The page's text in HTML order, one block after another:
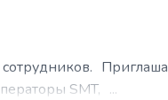
сотрудников.
SMT, ...